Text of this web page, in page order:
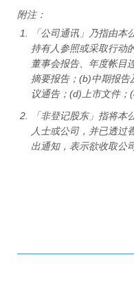
附注：
「公司通讯」乃指由
持有人参照或采取行动
董事会报告、年度帐目
摘要报告；(b)中期报
议通告；(d)上市文件；
「非登记股东」指将
人士或公司，并已透过
出通知，表示欲收取公